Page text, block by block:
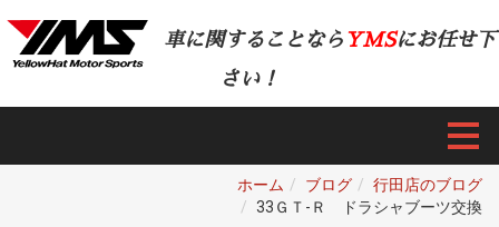
車に関することなら YMSにお任せ下
さい！
ホーム ブログ
行田店のブログ
33ＧＴ-Ｒ ドラシャブーツ交換